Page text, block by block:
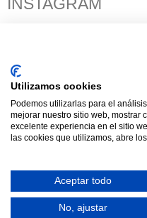
ENLACES
Contacta
Adopta un perro
Política de Privacidad
ASCAN. © 2022. Todos los
como donación porIgor
Utilizamos cookies
Podemos utilizarlas para el
mejorar nuestro sitio web, mostrar
excelente experiencia en el sitio
las cookies que utilizamos, abre
Aceptar todo
No, ajustar